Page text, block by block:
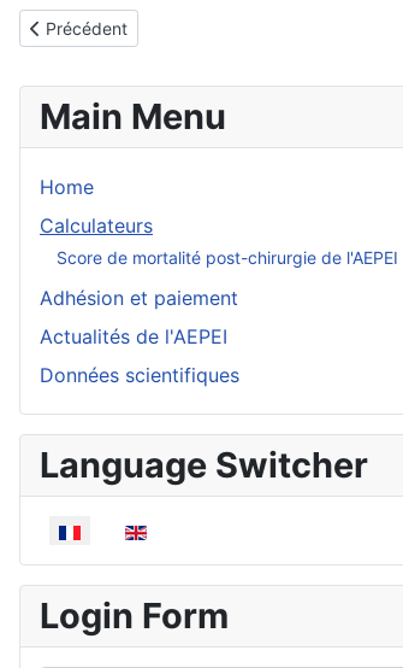
Article précédent : Adhésion et cotisation
Précédent
Main Menu
Home
Calculateurs
Score de mortalité post-chirurgie de l'AEPEI
Adhésion et paiement
Actualités de l'AEPEI
Données scientifiques
Language Switcher
Sélectionnez votre langue
Login Form